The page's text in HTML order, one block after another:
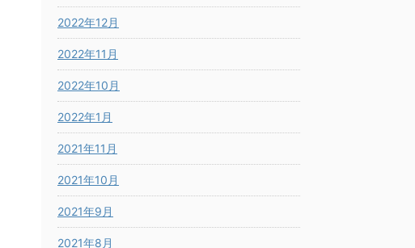
2022年12月
2022年11月
2022年10月
2022年1月
2021年11月
2021年10月
2021年9月
2021年8月